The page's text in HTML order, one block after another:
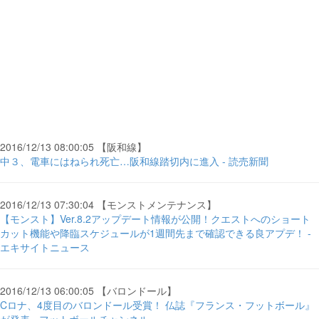
2016/12/13 08:00:05 【阪和線】
中３、電車にはねられ死亡…阪和線踏切内に進入 - 読売新聞
2016/12/13 07:30:04 【モンストメンテナンス】
【モンスト】Ver.8.2アップデート情報が公開！クエストへのショート
カット機能や降臨スケジュールが1週間先まで確認できる良アプデ！ -
エキサイトニュース
2016/12/13 06:00:05 【バロンドール】
Cロナ、4度目のバロンドール受賞！ 仏誌『フランス・フットボール』